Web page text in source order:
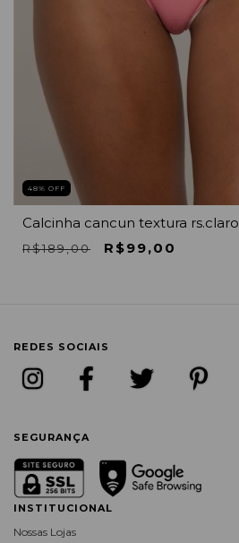
48% OFF
Calcinha cancun textura rs.claro
R$189,00 R$99,00
REDES SOCIAIS
SEGURANÇA
INSTITUCIONAL
Nossas Lojas